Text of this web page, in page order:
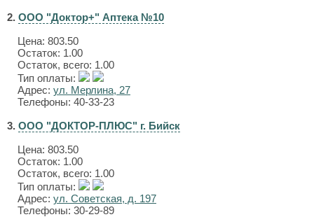
2. ООО "Доктор+" Аптека №10
Цена: 803.50
Остаток: 1.00
Остаток, всего: 1.00
Тип оплаты:
Адрес: ул. Мерлина, 27
Телефоны: 40-33-23
3. ООО "ДОКТОР-ПЛЮС" г. Бийск
Цена: 803.50
Остаток: 1.00
Остаток, всего: 1.00
Тип оплаты:
Адрес: ул. Советская, д. 197
Телефоны: 30-29-89